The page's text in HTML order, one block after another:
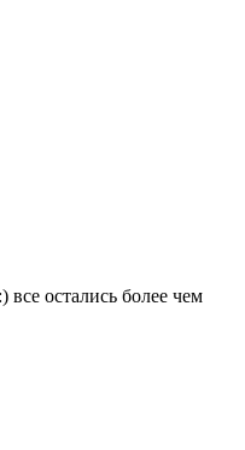
остались более чем